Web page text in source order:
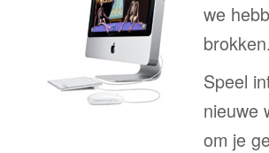
we
brokken.
Speel
nieuwe
om je